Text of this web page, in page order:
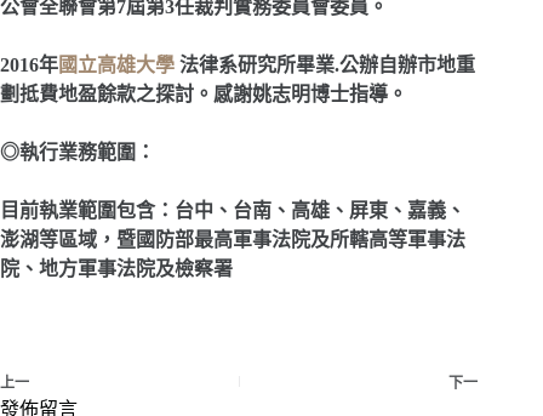
公會全聯會第7屆第3任裁判實務委員會委員。
2016年國立高雄大學 法律系研究所畢業.公辦自辦市地重
劃抵費地盈餘款之探討。感謝姚志明博士指導。
◎執行業務範圍：
目前執業範圍包含：台中、台南、高雄、屏東、嘉義、
澎湖等區域，暨國防部最高軍事法院及所轄高等軍事法
院、地方軍事法院及檢察署
上一 下一
發佈留言